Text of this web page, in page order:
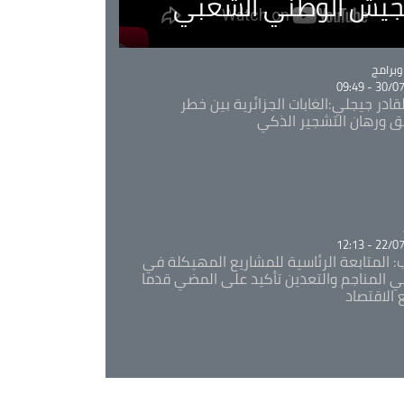
30/07/
جيجلي:الغابات الجزائرية بين خطر
ورهان التشجير الذكي
22/07/
المتابعة الرئاسية للمشاريع المهيكلة في
المناجم والتعدين تأكيد على المضي قدما
الاقتصاد